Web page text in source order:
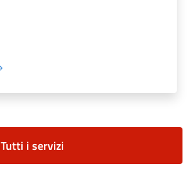
Tutti i servizi